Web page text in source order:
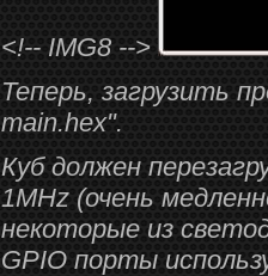
<!-- IMG8 -->
Теперь, загрузить
main.hex".
Куб должен
1MHz (очень
некоторые из
GPIO порты